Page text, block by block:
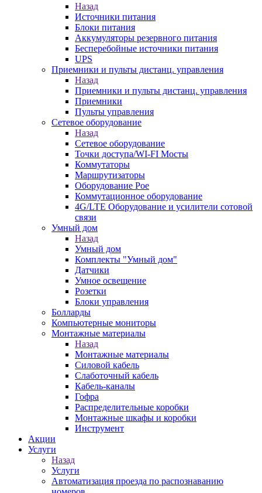
Назад
Источники питания
Блоки питания
Аккумуляторы резервного питания
Бесперебойные источники питания
UPS
Приемники и пульты дистанц. управления
Назад
Приемники и пульты дистанц. управления
Приемники
Пульты управления
Сетевое оборудование
Назад
Сетевое оборудование
Точки доступа/WI-FI Мосты
Коммутаторы
Маршрутизаторы
Оборудование Poe
Коммутационное оборудование
4G/LTE Оборудование и усилители сотовой
связи
Умный дом
Назад
Умный дом
Комплекты "Умный дом"
Датчики
Умное освещение
Розетки
Блоки управления
Болларды
Компьютерные мониторы
Монтажные материалы
Назад
Монтажные материалы
Силовой кабель
Слаботочный кабель
Кабель-каналы
Гофра
Распределительные коробки
Монтажные шкафы и коробки
Инструмент
Акции
Услуги
Назад
Услуги
Автоматизация проезда по распознаванию